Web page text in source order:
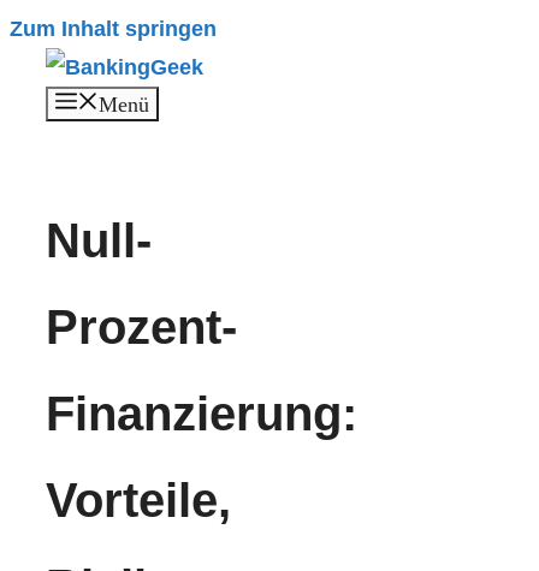
Zum Inhalt springen
Menü
Null-
Prozent-
Finanzierung:
Vorteile,